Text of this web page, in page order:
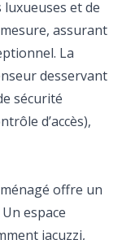
et de
assurant
La
desservant
sécurité
d’accès),
offre un
espace
jacuzzi,